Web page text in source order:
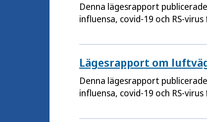
Denna lägesrapport
influensa, covid-19 och RS-
Lägesrapport om
Denna lägesrapport
influensa, covid-19 och RS-